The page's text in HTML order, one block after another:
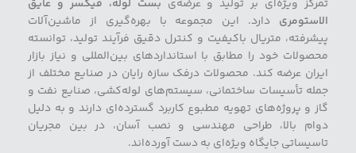
تمرکز ویژه‌ای بر تولید و عرضه‌ی بست لوله، فیکسر و عایق
الاستومری دارد. این مجموعه با بهره‌گیری از ماشین‌آلات
پیشرفته، متریال باکیفیت و کنترل دقیق فرآیند تولید، توانسته
محصولات خود را مطابق با استانداردهای بین‌المللی و نیاز بازار
ایران عرضه کند. محصولات درفک سازه رایان در صنایع مختلف از
جمله تأسیسات ساختمانی، سیستم‌های لوله‌کشی، صنایع نفت و
گاز و پروژه‌های تهویه مطبوع کاربرد گسترده‌ای دارند و به دلیل
دوام بالا، طراحی مهندسی و نصب آسان، در بین مجریان
تاسیساتی جایگاه ویژه‌ای به دست آورده‌اند.